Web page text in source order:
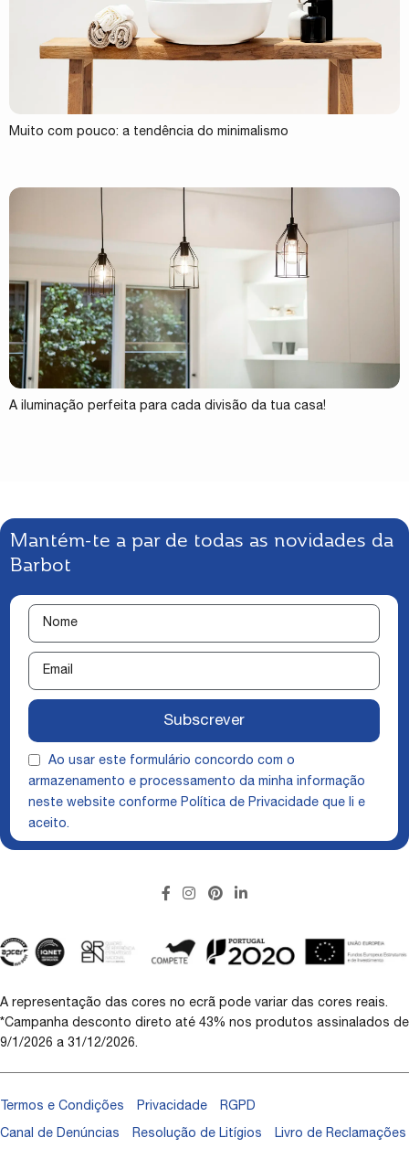
Muito com pouco: a tendência do minimalismo
A iluminação perfeita para cada divisão da tua casa!
Mantém-te a par de todas as novidades da
Barbot
Ao usar este formulário concordo com o
armazenamento e processamento da minha informação
neste website conforme Política de Privacidade que li e
aceito.
Subscrever
A representação das cores no ecrã pode variar das cores reais.
*Campanha desconto direto até 43% nos produtos assinalados de
9/1/2026 a 31/12/2026.
Termos e Condições Privacidade RGPD
Canal de Denúncias Resolução de Litígios Livro de Reclamações